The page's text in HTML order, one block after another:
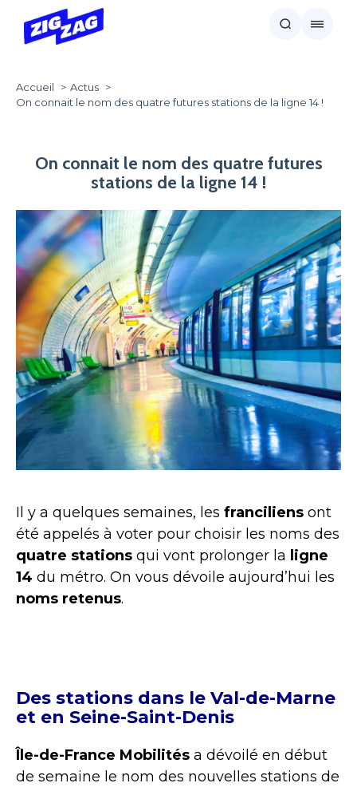
Accueil
Actus
On connait le nom des quatre futures stations de la ligne 14 !
On connait le nom des quatre futures
stations de la ligne 14 !
Il y a quelques semaines, les franciliens ont
été appelés à voter pour choisir les noms des
quatre stations qui vont prolonger la ligne
14 du métro. On vous dévoile aujourd’hui les
noms retenus.
Des stations dans le Val-de-Marne
et en Seine-Saint-Denis
Île-de-France Mobilités a dévoilé en début
de semaine le nom des nouvelles stations de